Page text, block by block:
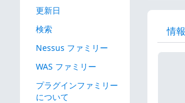
更新日
検索
Nessus ファミリー
WAS ファミリー
プラグインファミリー
について
情報